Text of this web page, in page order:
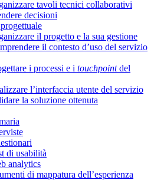
tavoli tecnici collaborativi
decisioni
il progetto e la sua gestione
il contesto d’uso del servizio
i processi e i touchpointdel
l’interfaccia utente del servizio
la soluzione ottenuta
di usabilità
analytics
di mappatura dell’esperienza